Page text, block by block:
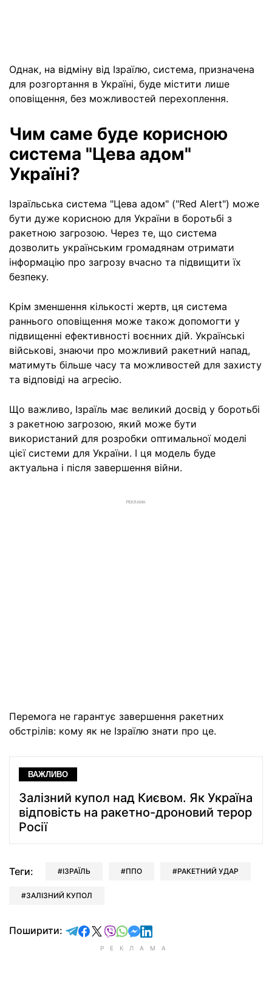
Однак, на відміну від Ізраїлю, система, призначена
для розгортання в Україні, буде містити лише
оповіщення, без можливостей перехоплення.
Чим саме буде корисною
система "Цева адом"
Україні?
Ізраїльська система "Цева адом" ("Red Alert") може
бути дуже корисною для України в боротьбі з
ракетною загрозою. Через те, що система
дозволить українським громадянам отримати
інформацію про загрозу вчасно та підвищити їх
безпеку.
Крім зменшення кількості жертв, ця система
раннього оповіщення може також допомогти у
підвищенні ефективності воєнних дій. Українські
військові, знаючи про можливий ракетний напад,
матимуть більше часу та можливостей для захисту
та відповіді на агресію.
Що важливо, Ізраїль має великий досвід у боротьбі
з ракетною загрозою, який може бути
використаний для розробки оптимальної моделі
цієї системи для України. І ця модель буде
актуальна і після завершення війни.
РЕКЛАМА
Перемога не гарантує завершення ракетних
обстрілів: кому як не Ізраїлю знати про це.
ВАЖЛИВО
Залізний купол над Києвом. Як Україна
відповість на ракетно-дроновий терор
Росії
Теги: ІЗРАЇЛЬ ППО РАКЕТНИЙ УДАР
ЗАЛІЗНИЙ КУПОЛ
Поширити: відправити у Telegram
поділитись у Facebook
поділитись у X
відправити у Viber
відправити у Whatsapp
відправити у Messenger
відправити у LinkedIn